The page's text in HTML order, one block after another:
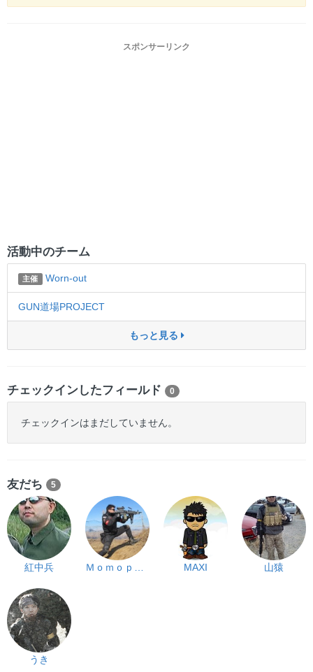
スポンサーリンク
活動中のチーム
主催 Worn-out
GUN道場PROJECT
もっと見る
チェックインしたフィールド 0
チェックインはまだしていません。
友だち 5
紅中兵 MAXI 山猿
うき